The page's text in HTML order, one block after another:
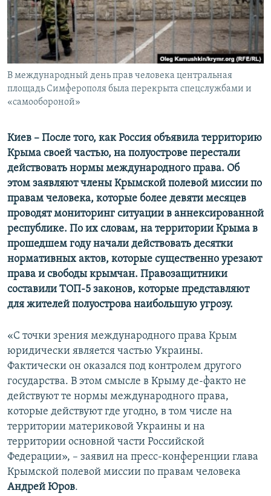
ПОБЕДИТЕЛЕЙ НЕ СУДЯТ?
КРЫМ.НЕПОКОРЕННЫЙ
ELIFBE
УКРАИНСКАЯ ПРОБЛЕМА КРЫМА
ПРИСОЕДИНЯЙТЕСЬ!
Все сайты RFE/RL
В международный день прав человека центральная
площадь Симферополя была перекрыта спецслужбами и
«самообороной»
Киев – После того, как Россия объявила территорию
Крыма своей частью, на полуострове перестали
действовать нормы международного права. Об
этом заявляют члены Крымской полевой миссии по
правам человека, которые более девяти месяцев
проводят мониторинг ситуации в аннексированной
республике. По их словам, на территории Крыма в
прошедшем году начали действовать десятки
нормативных актов, которые существенно урезают
права и свободы крымчан. Правозащитники
составили ТОП-5 законов, которые представляют
для жителей полуострова наибольшую угрозу.
«С точки зрения международного права Крым
юридически является частью Украины.
Фактически он оказался под контролем другого
государства. В этом смысле в Крыму де-факто не
действуют те нормы международного права,
которые действуют где угодно, в том числе на
территории материковой Украины и на
территории основной части Российской
Федерации», – заявил на пресс-конференции глава
Крымской полевой миссии по правам человека
Андрей Юров.